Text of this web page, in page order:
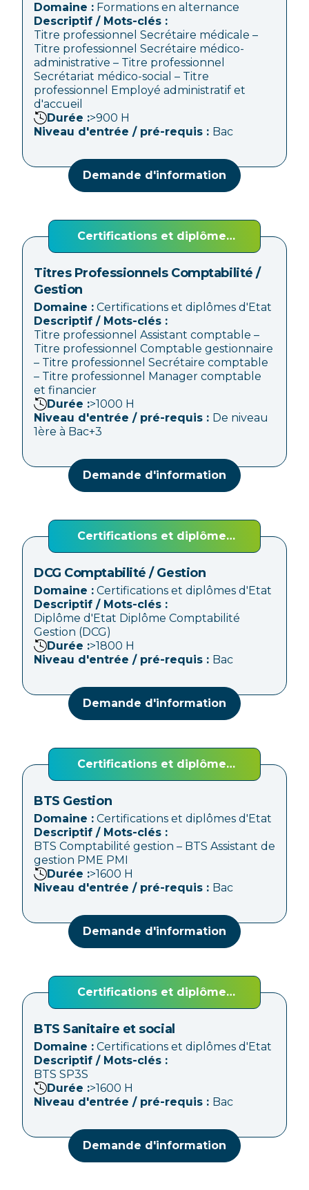
Domaine : Formations en alternance
Descriptif / Mots-clés :
Titre professionnel Secrétaire médicale –
Titre professionnel Secrétaire médico-
administrative – Titre professionnel
Secrétariat médico-social – Titre
professionnel Employé administratif et
d'accueil
Durée :>900 H
Niveau d'entrée / pré-requis : Bac
Demande d'information
Certifications et diplômes
d'Etat
Titres Professionnels Comptabilité /
Gestion
Domaine : Certifications et diplômes d'Etat
Descriptif / Mots-clés :
Titre professionnel Assistant comptable –
Titre professionnel Comptable gestionnaire
– Titre professionnel Secrétaire comptable
– Titre professionnel Manager comptable
et financier
Durée :>1000 H
Niveau d'entrée / pré-requis : De niveau
1ère à Bac+3
Demande d'information
Certifications et diplômes
d'Etat
DCG Comptabilité / Gestion
Domaine : Certifications et diplômes d'Etat
Descriptif / Mots-clés :
Diplôme d'Etat Diplôme Comptabilité
Gestion (DCG)
Durée :>1800 H
Niveau d'entrée / pré-requis : Bac
Demande d'information
Certifications et diplômes
d'Etat
BTS Gestion
Domaine : Certifications et diplômes d'Etat
Descriptif / Mots-clés :
BTS Comptabilité gestion – BTS Assistant de
gestion PME PMI
Durée :>1600 H
Niveau d'entrée / pré-requis : Bac
Demande d'information
Certifications et diplômes
d'Etat
BTS Sanitaire et social
Domaine : Certifications et diplômes d'Etat
Descriptif / Mots-clés :
BTS SP3S
Durée :>1600 H
Niveau d'entrée / pré-requis : Bac
Demande d'information